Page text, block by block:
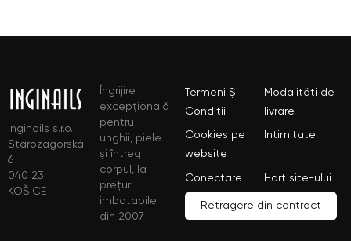
Inginails s.r.o.
Starozagorská
6
040 23
KOŠICE
Îngrijire
excepțională
pentru
unghii, piele
și întreg
corpul, la
prețuri
imbatabile
din 2007
Termeni Și
Conditii
Modalități de
livrare
Cookies pe
website
Intimitate
Conectare Hart site-ului
Retragere din contract